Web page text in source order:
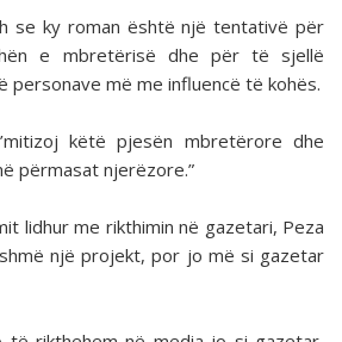
se ky roman është një tentativë për
e mbretërisë dhe për të sjellë
më me influencë të kohës.
këtë pjesën mbretërore dhe
përmasat njerëzore.”
lidhur me rikthimin në gazetari, Peza
një projekt, por jo më si gazetar